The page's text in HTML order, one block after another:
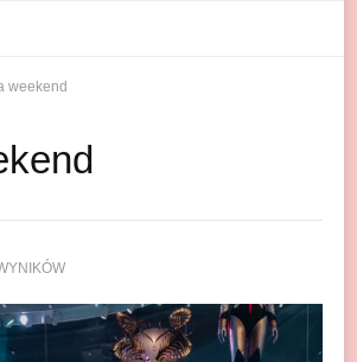
weekend